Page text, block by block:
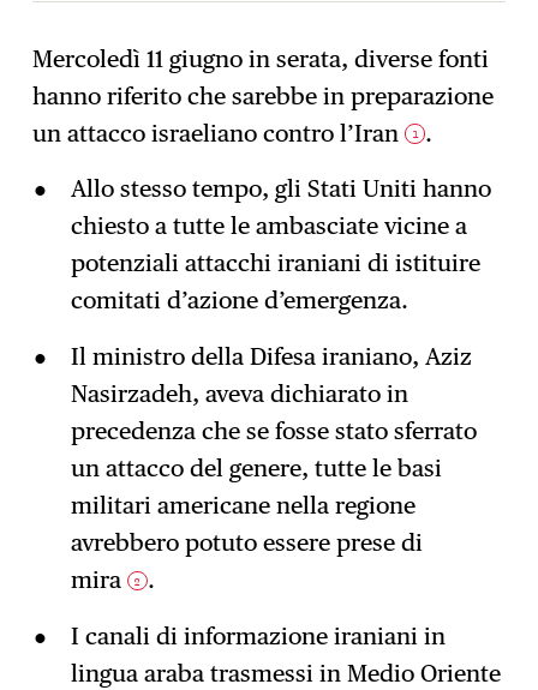
→ Iscrizione
Mercoledì 11 giugno in serata, diverse fonti
hanno riferito che sarebbe in preparazione
un attacco israeliano contro l’Iran 1 .
Allo stesso tempo, gli Stati Uniti hanno
chiesto a tutte le ambasciate vicine a
potenziali attacchi iraniani di istituire
comitati d’azione d’emergenza.
Il ministro della Difesa iraniano, Aziz
Nasirzadeh, aveva dichiarato in
precedenza che se fosse stato sferrato
un attacco del genere, tutte le basi
militari americane nella regione
avrebbero potuto essere prese di
mira
2 .
I canali di informazione iraniani in
lingua araba trasmessi in Medio Oriente